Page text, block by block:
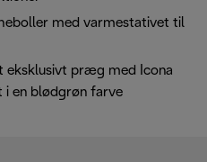
med varmestativet til
eksklusivt præg med Icona
i en blødgrøn farve